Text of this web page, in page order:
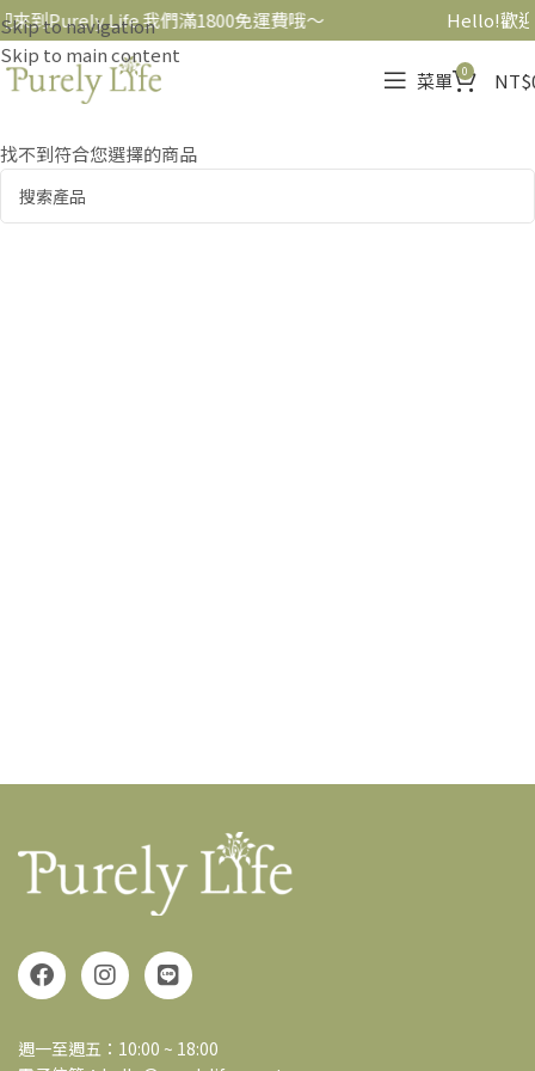
Skip to navigation
Skip to main content
到Purely Life 我們滿1800免運費哦～ Hello!歡
菜單 0 NT$
找不到符合您選擇的商品
週一至週五：10:00 ~ 18:00